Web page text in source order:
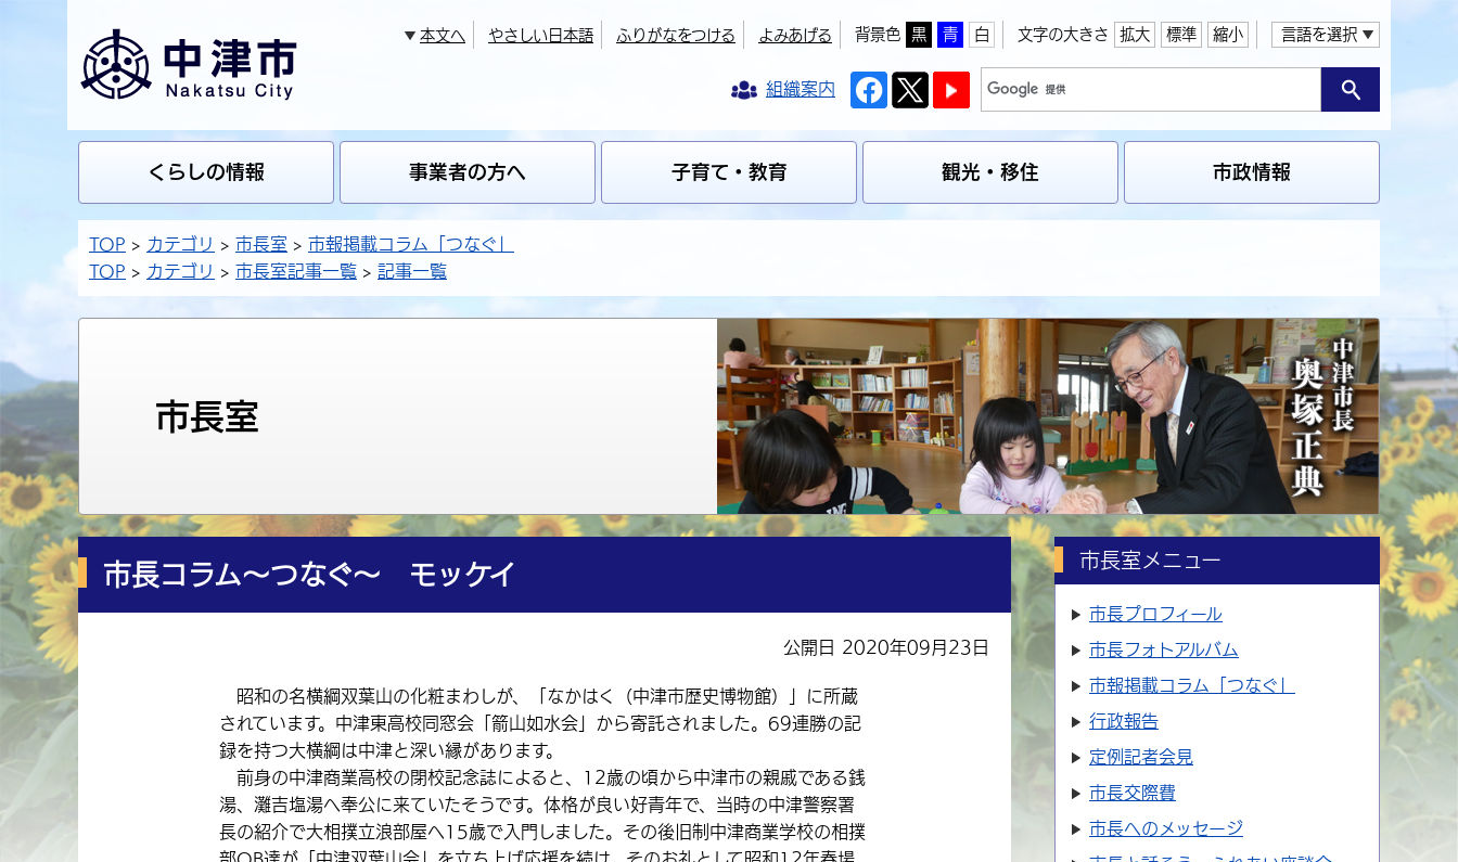
本文へ やさしい日本語 ふりがなをつける よみあげる 背景色 黒 青 白 文字の大きさ 拡大 標準 縮小 言語を選択
組織案内
くらしの情報 事業者の方へ 子育て・教育 観光・移住 市政情報
TOP カテゴリ 市長室
市報掲載コラム「つなぐ」
TOP
カテゴリ 市長室記事一覧 記事一覧
市長室
市長コラム～つなぐ～ モッケイ
公開日 2020年09月23日
昭和の名横綱双葉山の化粧まわしが、「なかはく（中津市歴史博物館）」に所蔵
されています。中津東高校同窓会「箭山如水会」から寄託されました。69連勝の記
録を持つ大横綱は中津と深い縁があります。
前身の中津商業高校の閉校記念誌によると、12歳の頃から中津市の親戚である銭
湯、灘吉塩湯へ奉公に来ていたそうです。体格が良い好青年で、当時の中津警察署
長の紹介で大相撲立浪部屋へ15歳で入門しました。その後旧制中津商業学校の相撲
市長室メニュー
市長プロフィール
市長フォトアルバム
市報掲載コラム「つなぐ」
行政報告
定例記者会見
市長交際費
市長へのメッセージ